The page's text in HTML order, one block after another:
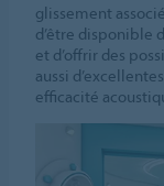
glissement
d’être disponible
et d’offrir des
aussi
efficacité